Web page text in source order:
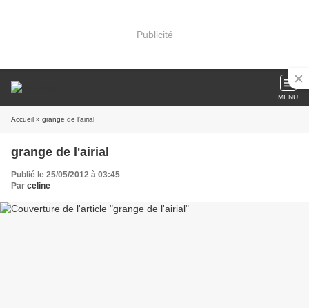
Publicité
MENU
Accueil » grange de l'airial
grange de l'airial
Publié le 25/05/2012 à 03:45
Par celine